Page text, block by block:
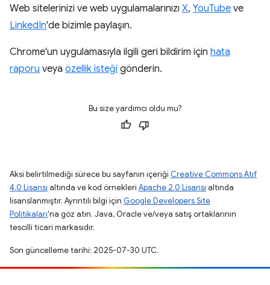
Web sitelerinizi ve web uygulamalarınızı X, YouTube ve
LinkedIn'de bizimle paylaşın.
Chrome'un uygulamasıyla ilgili geri bildirim için hata
raporu veya özellik isteği gönderin.
Bu size yardımcı oldu mu?
Aksi belirtilmediği sürece bu sayfanın içeriği Creative Commons Atıf
4.0 Lisansı altında ve kod örnekleri Apache 2.0 Lisansı altında
lisanslanmıştır. Ayrıntılı bilgi için Google Developers Site
Politikaları'na göz atın. Java, Oracle ve/veya satış ortaklarının
tescilli ticari markasıdır.
Son güncelleme tarihi: 2025-07-30 UTC.